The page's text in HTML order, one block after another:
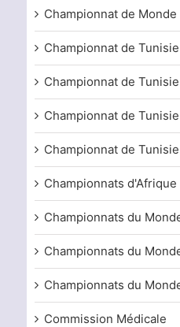
Championnat de
Championnat de
Championnat de
Championnat de
Championnat de
Championnats d'Afrique
Championnats du
Championnats du
Championnats du
Commission Médicale